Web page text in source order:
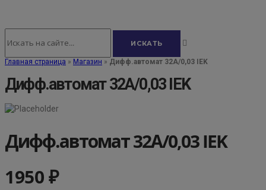
Главная страница » Магазин » Дифф.автомат 32А/0,03 IEK
Дифф.автомат 32А/0,03 IEK
Дифф.автомат 32А/0,03 IEK
1950₽